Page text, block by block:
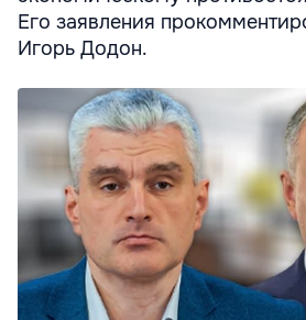
Его заявления
Игорь Додон.